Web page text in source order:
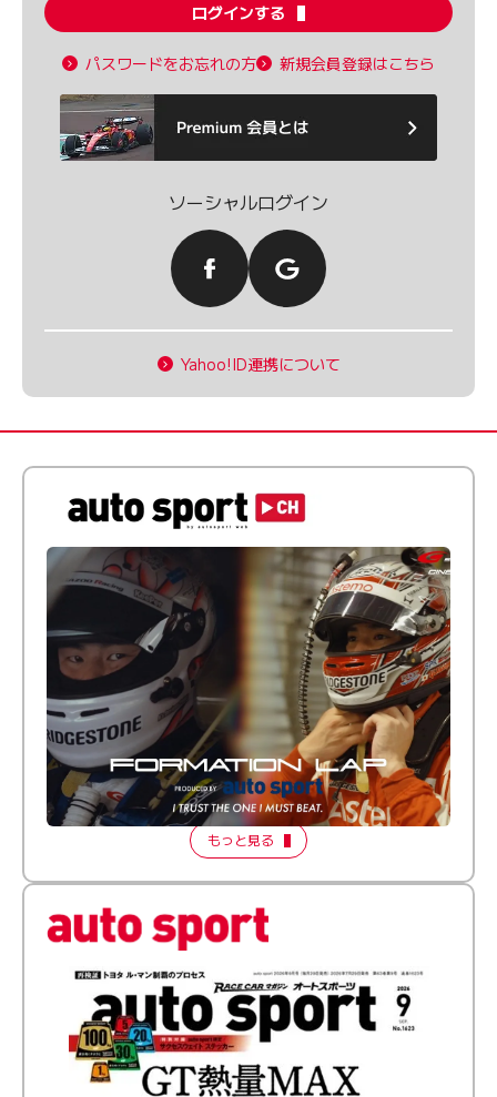
ログインする
パスワードをお忘れの方 新規会員登録はこちら
ソーシャルログイン
Yahoo!ID連携について
倒す相手を、信じてる。小林利徠斗 × 野村勇斗
【FORMATION LAP Produced by auto sport】
2026 Episode 2
もっと見る